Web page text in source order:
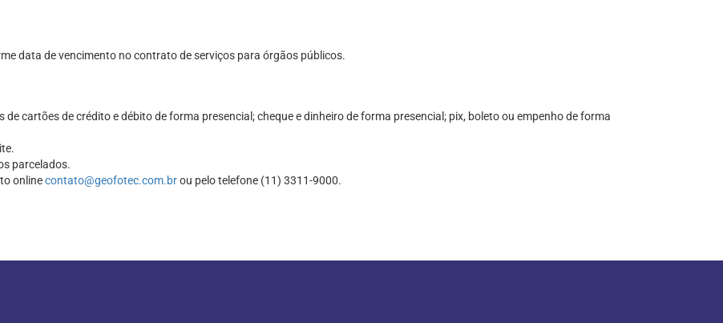
data de vencimento no contrato de serviços para órgãos públicos.
cartões de crédito e débito de forma presencial; cheque e dinheiro de forma presencial; pix, boleto ou empenho de forma
parcelados.
onlinecontato@geofotec.com.brou pelo telefone (11) 3311-9000.